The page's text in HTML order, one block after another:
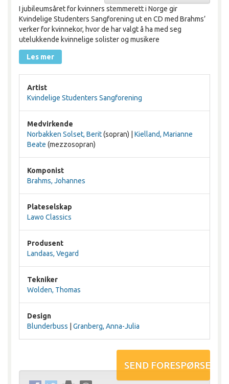
I jubileumsåret for kvinners stemmerett i Norge gir
Kvindelige Studenters Sangforening ut en CD med Brahms’
verker for kvinnekor, hvor de har valgt å ha med seg
utelukkende kvinnelige solister og musikere
Les mer
Artist
Kvindelige Studenters Sangforening
Medvirkende
Norbakken Solset, Berit(sopran) | Kielland, Marianne
Beate (mezzosopran)
Komponist
Brahms, Johannes
Plateselskap
Lawo Classics
Produsent
Landaas, Vegard
Tekniker
Wolden, Thomas
Design
Blunderbuss
Granberg, Anna-Julia